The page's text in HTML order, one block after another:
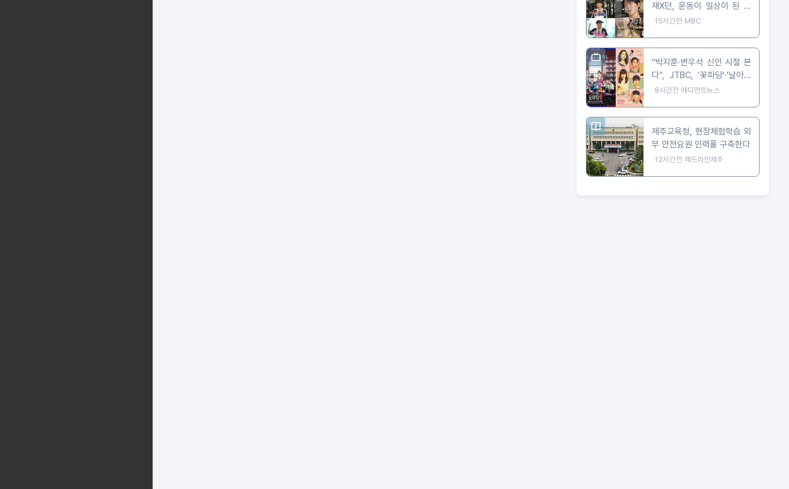
재X던, 운동이 일상이 된 사
람들은 어떻게 살까? '운동세
15시간전 MBC
"박지훈·변우석 신인 시절 본
다", JTBC, '꽃파당'·'날아올
라라 나비' 잇따라 편성
8시간전 메디먼트뉴스
제주교육청, 현장체험학습 외
부 안전요원 인력풀 구축한다
12시간전 헤드라인제주